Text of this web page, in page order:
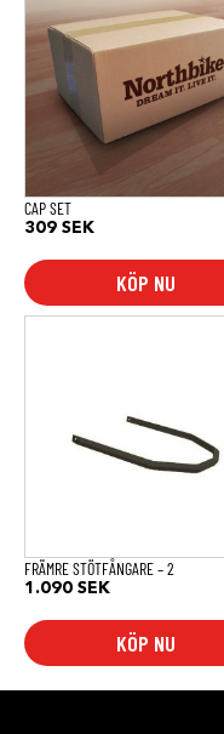
CAP SET
309 SEK
KÖP NU
FRÄMRE STÖTFÅNGARE – 2
1.090 SEK
KÖP NU